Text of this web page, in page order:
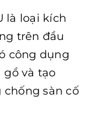
là loại kích
trên đầu
công dụng
gồ và tạo
sàn cố